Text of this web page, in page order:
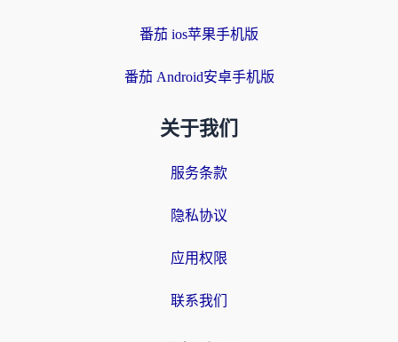
番茄 ios苹果手机版
番茄 Android安卓手机版
关于我们
服务条款
隐私协议
应用权限
联系我们